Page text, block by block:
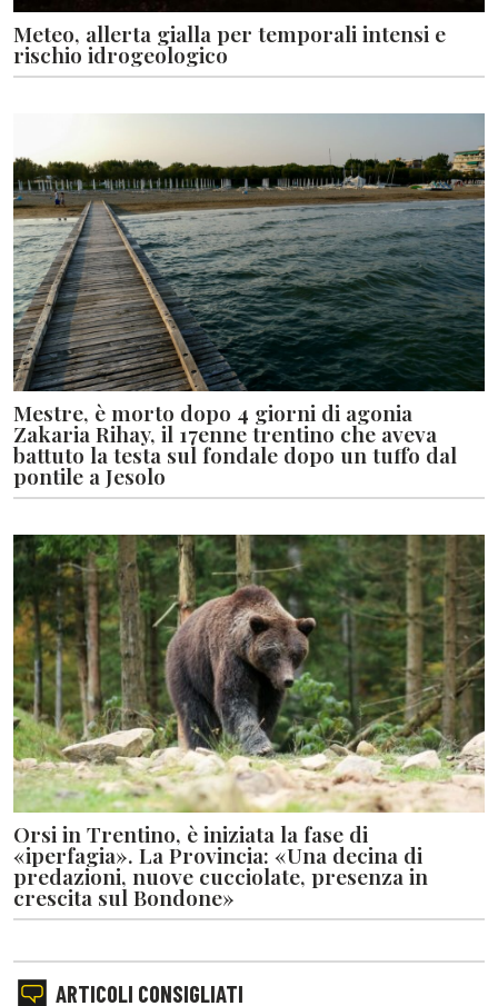
Meteo, allerta gialla per temporali intensi e
rischio idrogeologico
Mestre, è morto dopo 4 giorni di agonia
Zakaria Rihay, il 17enne trentino che aveva
battuto la testa sul fondale dopo un tuffo dal
pontile a Jesolo
Orsi in Trentino, è iniziata la fase di
«iperfagia». La Provincia: «Una decina di
predazioni, nuove cucciolate, presenza in
crescita sul Bondone»
ARTICOLI CONSIGLIATI